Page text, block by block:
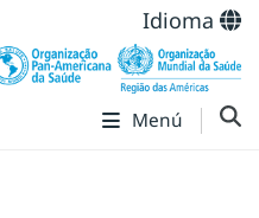
Idioma
Menú